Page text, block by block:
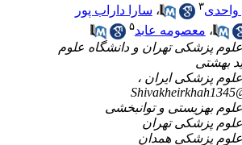
،سارا داراب پور
،معصومه عابد۵
پزشکی تهران و دانشگاه علوم